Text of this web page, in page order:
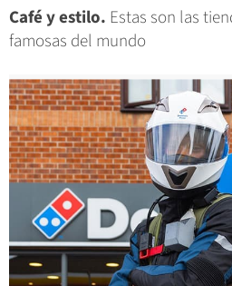
Café y estilo. Estas son las
famosas del mundo